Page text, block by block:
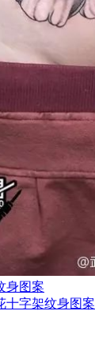
身图案
十字架纹身图案